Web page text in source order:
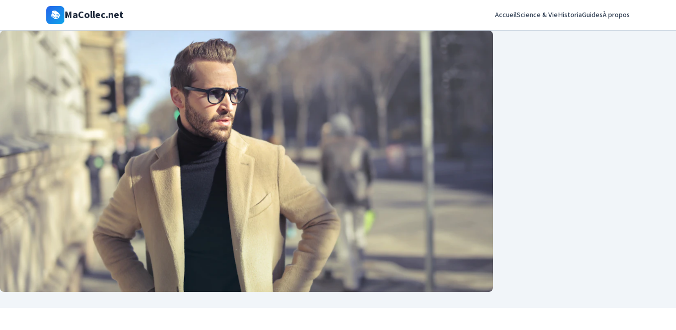
📚 MaCollec.net AccueilScience & VieHistoriaGuidesÀ propos